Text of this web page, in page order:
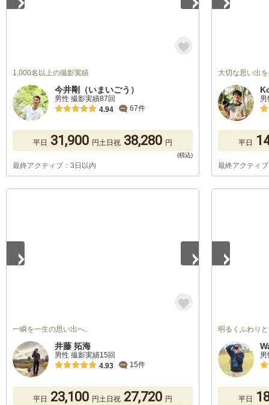
1,000名以上の撮影実績
今井剛（いまいごう）
男性 撮影実績87回
4.94
67件
平日 31,900 円土日祝 38,280 円
最終アクティブ：3日以内
大切な思い出
平日
最終アクティ
一瞬を一生の思い出へ。
井藤 拓海
男性 撮影実績15回
4.93
15件
平日 23,100 円土日祝 27,720 円
明るくふわり
平日